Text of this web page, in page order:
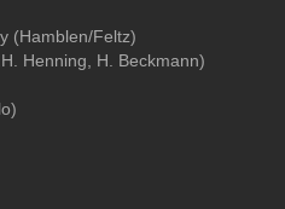
(Hamblen/Feltz)
Henning, H. Beckmann)